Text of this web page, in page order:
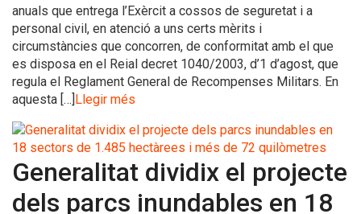
anuals que entrega l’Exèrcit a cossos de seguretat i a
personal civil, en atenció a uns certs mèrits i
circumstàncies que concorren, de conformitat amb el que
es disposa en el Reial decret 1040/2003, d’1 d’agost, que
regula el Reglament General de Recompenses Militars. En
aquesta […]Llegir més
Generalitat dividix el projecte
dels parcs inundables en 18